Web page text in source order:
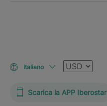
Italiano Valuta
Scarica la APP Iberostar